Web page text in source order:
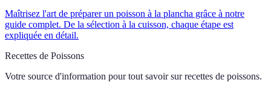
Maîtrisez l'art de préparer un poisson à la plancha grâce à notre
guide complet. De la sélection à la cuisson, chaque étape est
expliquée en détail.
Recettes de Poissons
Votre source d'information pour tout savoir sur recettes de poissons.